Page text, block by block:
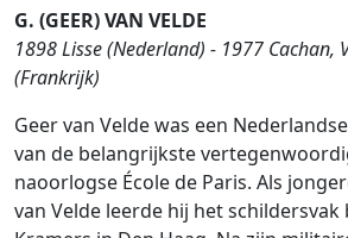
G. (GEER) VAN VELDE
1898 Lisse (Nederland) - 1977 Cachan,
(Frankrijk)
Geer van Velde was een
van de belangrijkste
naoorlogse École de Paris. Als
van Velde leerde hij het